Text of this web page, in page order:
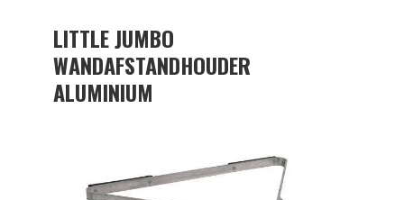
LITTLE JUMBO
WANDAFSTANDHOUDER
ALUMINIUM